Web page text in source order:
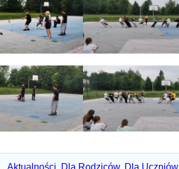
Aktualności Dla Rodziców, Dla Uczniów,